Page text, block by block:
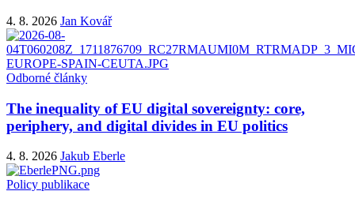
4. 8. 2026 Jan Kovář
Odborné články
The inequality of EU digital sovereignty: core,
periphery, and digital divides in EU politics
4. 8. 2026 Jakub Eberle
Policy publikace